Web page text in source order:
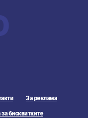
За реклама
за бисквитките